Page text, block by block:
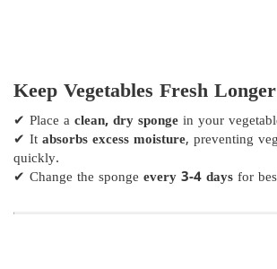
Keep Vegetables Fresh
✔ Place a clean, dry sponge in your
✔ It absorbs excess moisture, preventing
quickly.
✔ Change the sponge every 3-4 days for